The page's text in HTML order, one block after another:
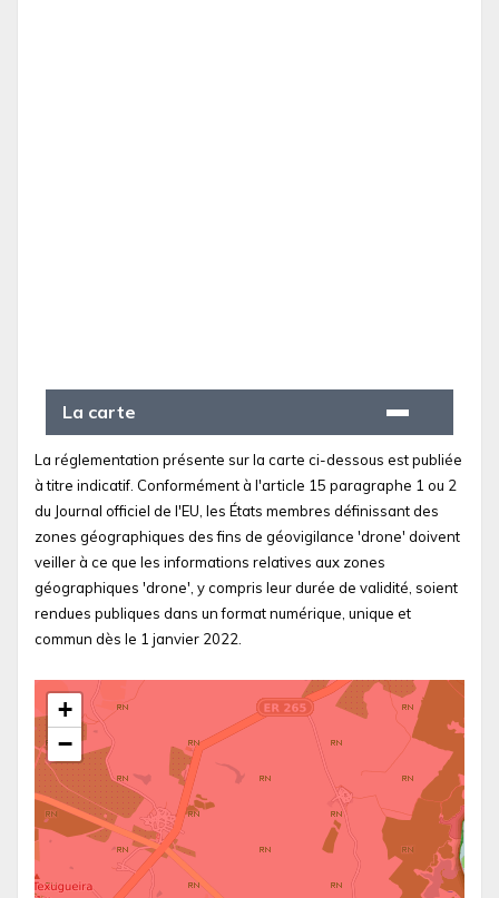
La carte
La réglementation présente sur la carte ci-dessous est publiée
à titre indicatif. Conformément à l'article 15 paragraphe 1 ou 2
du Journal officiel de l'EU, les États membres définissant des
zones géographiques des fins de géovigilance 'drone' doivent
veiller à ce que les informations relatives aux zones
géographiques 'drone', y compris leur durée de validité, soient
rendues publiques dans un format numérique, unique et
commun dès le 1 janvier 2022.